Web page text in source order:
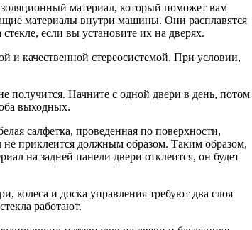
материал, который поможет вам
материалы внутри машины. Они расплавятся
стекле, если вы установите их на дверях.
и качественной стереосистемой. При условии,
получится. Начните с одной двери в день, потом
выходных.
салфетка, проведенная по поверхности,
не приклеится должным образом. Таким образом,
на задней панели двери отклеится, он будет
колеса и доска управления требуют два слоя
стекла работают.